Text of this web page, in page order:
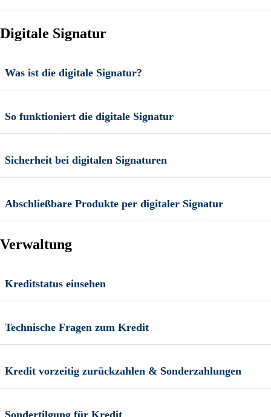
Digitale Signatur
Was ist die digitale Signatur?
So funktioniert die digitale Signatur
Sicherheit bei digitalen Signaturen
Abschließbare Produkte per digitaler Signatur
Verwaltung
Kreditstatus einsehen
Technische Fragen zum Kredit
Kredit vorzeitig zurückzahlen & Sonderzahlungen
Sondertilgung für Kredit